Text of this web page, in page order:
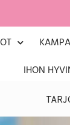
IHON